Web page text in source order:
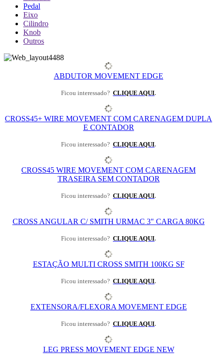
Pedal
Eixo
Cilindro
Knob
Outros
ABDUTOR MOVEMENT EDGE
Ficou interessado? CLIQUE AQUI.
CROSS45+ WIRE MOVEMENT COM CARENAGEM DUPLA
E CONTADOR
Ficou interessado? CLIQUE AQUI.
CROSS45 WIRE MOVEMENT COM CARENAGEM
TRASEIRA SEM CONTADOR
Ficou interessado? CLIQUE AQUI.
CROSS ANGULAR C/ SMITH URMAC 3" CARGA 80KG
Ficou interessado? CLIQUE AQUI.
ESTAÇÃO MULTI CROSS SMITH 100KG SF
Ficou interessado? CLIQUE AQUI.
EXTENSORA/FLEXORA MOVEMENT EDGE
Ficou interessado? CLIQUE AQUI.
LEG PRESS MOVEMENT EDGE NEW